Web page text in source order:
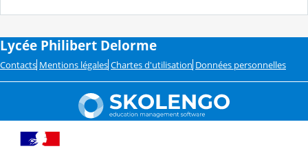
Lycée Philibert Delorme
Contacts Mentions légales Chartes d'utilisation Données personnelles